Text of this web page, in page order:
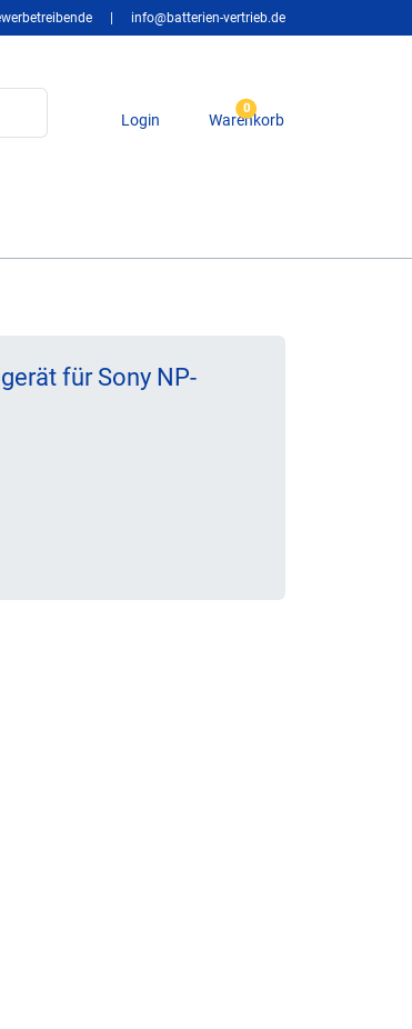
info@batterien-vertrieb.de
Login
0
Warenkorb
für Sony NP-